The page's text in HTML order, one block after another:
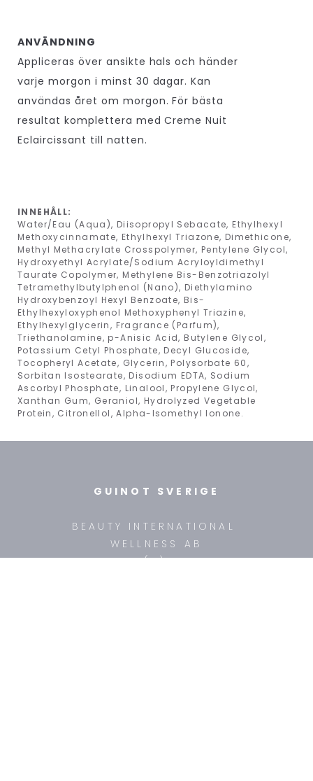
ANVÄNDNING
Appliceras över ansikte hals och händer
varje morgon i minst 30 dagar. Kan
användas året om morgon. För bästa
resultat komplettera med Creme Nuit
Eclaircissant till natten.
INNEHÅLL:
Water/Eau (Aqua), Diisopropyl Sebacate, Ethylhexyl
Methoxycinnamate, Ethylhexyl Triazone, Dimethicone,
Methyl Methacrylate Crosspolymer, Pentylene Glycol,
Hydroxyethyl Acrylate/Sodium Acryloyldimethyl
Taurate Copolymer, Methylene Bis-Benzotriazolyl
Tetramethylbutylphenol (Nano), Diethylamino
Hydroxybenzoyl Hexyl Benzoate, Bis-
Ethylhexyloxyphenol Methoxyphenyl Triazine,
Ethylhexylglycerin, Fragrance (Parfum),
Triethanolamine, p-Anisic Acid, Butylene Glycol,
Potassium Cetyl Phosphate, Decyl Glucoside,
Tocopheryl Acetate, Glycerin, Polysorbate 60,
Sorbitan Isostearate, Disodium EDTA, Sodium
Ascorbyl Phosphate, Linalool, Propylene Glycol,
Xanthan Gum, Geraniol, Hydrolyzed Vegetable
Protein, Citronellol, Alpha-Isomethyl Ionone.
GUINOT SVERIGE
BEAUTY INTERNATIONAL
WELLNESS AB
TEL: +46 (8) 718 31 10